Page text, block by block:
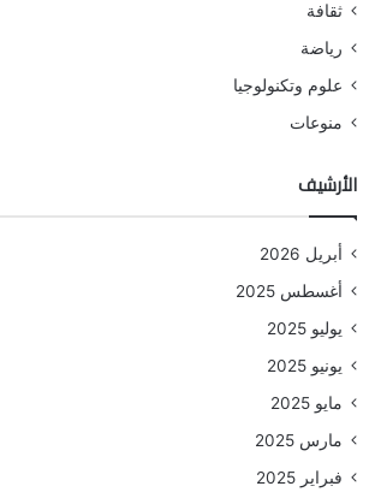
ثقافة
رياضة
علوم وتكنولوجيا
منوعات
الأرشيف
أبريل 2026
أغسطس 2025
يوليو 2025
يونيو 2025
مايو 2025
مارس 2025
فبراير 2025